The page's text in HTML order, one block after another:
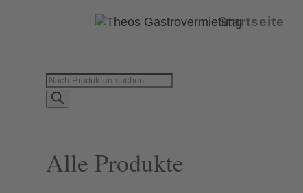
Startseite
Products
search
Alle Produkte